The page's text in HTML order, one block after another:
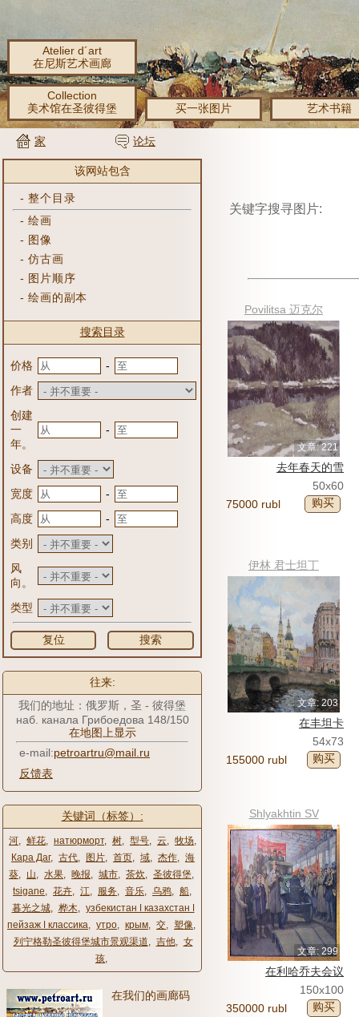
Atelier d´art
在尼斯艺术画廊
Collection
美术馆在圣彼得堡
买一张图片 艺术书籍
家 论坛
该网站包含
-整个目录
-绘画
- 图像
-仿古画
- 图片顺序
-绘画的副本
搜索目录
价格
-
作者
创建
一
年。
-
设备
宽度
-
高度
-
类别
风
向。
类型
复位 搜索
往来:
我们的地址：俄罗斯，圣 - 彼得堡
наб. канала Грибоедова 148/150
在地图上显示
e-mail:petroartru@mail.ru
反馈表
关键词（标签）:
河, 鲜花, натюрморт, 树, 型号, 云, 牧场,
Кара Даг, 古代, 图片, 首页, 域, 杰作, 海
葵, 山, 水果, 晚报, 城市, 茶炊, 圣彼得堡,
tsigane, 花卉, 江, 服务, 音乐, 乌鸦, 船,
暮光之城, 桦木, узбекистан ǀ казахстан ǀ
пейзаж ǀ классика, утро, крым, 交, 塑像,
列宁格勒圣彼得堡城市景观渠道, 吉他, 女
孩,
在我们的画廊码
关键字搜寻图片:
Povilitsa 迈克尔
文章: 221
去年春天的雪
50x60
75000 rubl
购买
伊林 君士坦丁
文章: 203
在丰坦卡
54x73
155000 rubl
购买
Shlyakhtin SV
文章: 299
在利哈乔夫会议
150x100
350000 rubl
购买